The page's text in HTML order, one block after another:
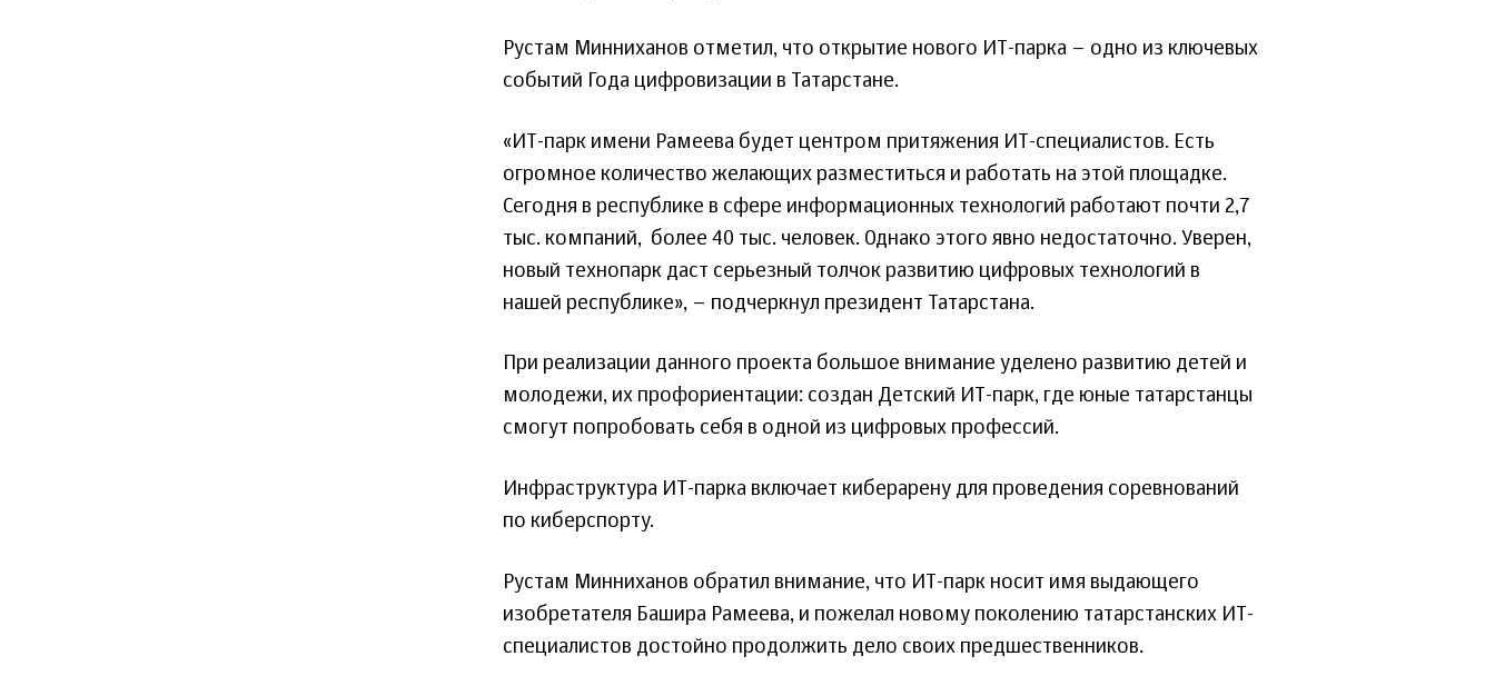
Рустам Минниханов отметил, что открытие нового ИТ-парка – одно из ключевых
событий Года цифровизации в Татарстане.
«ИТ-парк имени Рамеева будет центром притяжения ИТ-специалистов. Есть
огромное количество желающих разместиться и работать на этой площадке.
Сегодня в республике в сфере информационных технологий работают почти 2,7
тыс. компаний, более 40 тыс. человек. Однако этого явно недостаточно. Уверен,
новый технопарк даст серьезный толчок развитию цифровых технологий в
нашей республике», – подчеркнул президент Татарстана.
При реализации данного проекта большое внимание уделено развитию детей и
молодежи, их профориентации: создан Детский ИТ-парк, где юные татарстанцы
смогут попробовать себя в одной из цифровых профессий.
Инфраструктура ИТ-парка включает киберарену для проведения соревнований
по киберспорту.
Рустам Минниханов обратил внимание, что ИТ-парк носит имя выдающего
изобретателя Башира Рамеева, и пожелал новому поколению татарстанских ИТ-
специалистов достойно продолжить дело своих предшественников.